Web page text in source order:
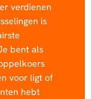
verdienen
is
bent als
voor ligt of
hebt